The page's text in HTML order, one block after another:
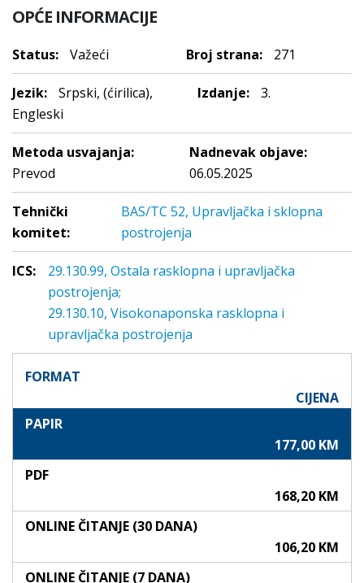
OPĆE INFORMACIJE
Status: Važeći Broj strana: 271
Jezik:
Srpski, (ćirilica),
Engleski
Izdanje: 3.
Metoda usvajanja:
Prevod
Nadnevak objave:
06.05.2025
Tehnički
komitet:
BAS/TC 52, Upravljačka i sklopna
postrojenja
ICS:
29.130.99, Ostala rasklopna i upravljačka
postrojenja;
29.130.10, Visokonaponska rasklopna i
upravljačka postrojenja
FORMAT
CIJENA
PAPIR
177,00 KM
PDF
168,20 KM
ONLINE ČITANJE (30 DANA)
106,20 KM
ONLINE ČITANJE (7 DANA)